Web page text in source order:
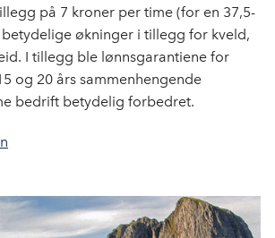
på 7 kroner per time (for en 37,5-
betydelige økninger i tillegg for kveld,
I tillegg ble lønnsgarantiene for
og 20 års sammenhengende
bedrift betydelig forbedret.